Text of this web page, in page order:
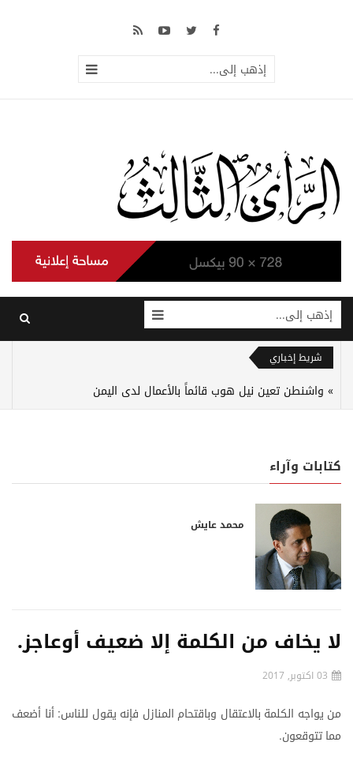
إذهب إلى...
إذهب إلى...
شريط إخباري
واشنطن تعين نيل هوب قائماً بالأعمال لدى اليمن
كتابات وآراء
محمد عايش
لا يخاف من الكلمة إلا ضعيف أوعاجز.
03 اكتوبر, 2017
من يواجه الكلمة بالاعتقال وباقتحام المنازل فإنه يقول للناس:أنا أضعف
مماتتوقعون.